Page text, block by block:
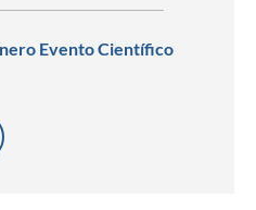
Evento Científico